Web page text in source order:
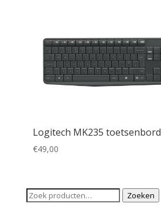
Logitech MK235 toetsenbord
€49,00
Zoeken
naar:
Zoeken